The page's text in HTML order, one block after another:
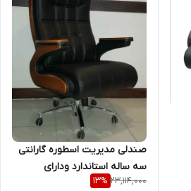
صندلی مدیریت اسطوره گارانتی
سه ساله استاندارد ودارای
استحکام بالا
23,114,000
13%